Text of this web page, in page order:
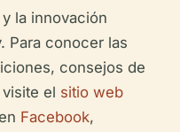
la innovación
Para conocer las
consejos de
el sitio web
Facebook,